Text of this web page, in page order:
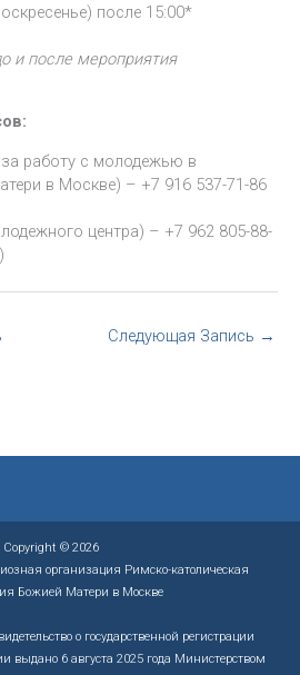
после 15:00*
и после мероприятия
работу с молодежью в
в Москве) – +7 916 537-71-86
центра) – +7 962 805-88-
Следующая Запись →
Copyright © 2026
организация Римско-католическая
Божией Матери в Москве
о государственной регистрации
выдано 6 августа 2025 года Министерством